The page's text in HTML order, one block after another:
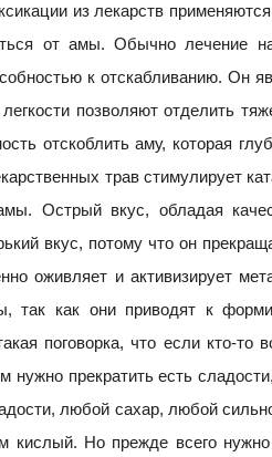
из лекарств
от амы. Обычно лечение
к отскабливанию. Он
позволяют отделить
отскоблить аму, которая
трав стимулирует
Острый вкус, обладая
вкус, потому что он
оживляет и активизирует
так как они приводят к
поговорка, что если кто-
нужно прекратить есть
любой сахар, любой
кислый. Но прежде всего